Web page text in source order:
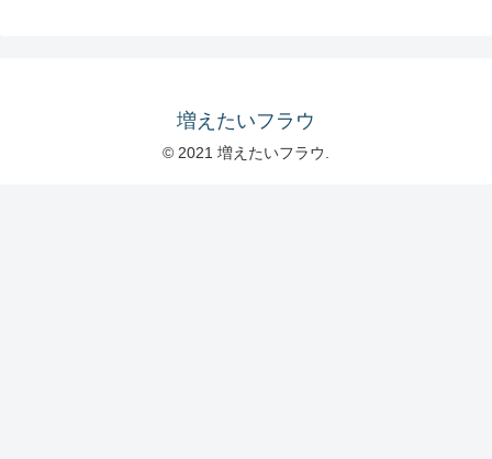
増えたいフラウ
© 2021 増えたいフラウ.